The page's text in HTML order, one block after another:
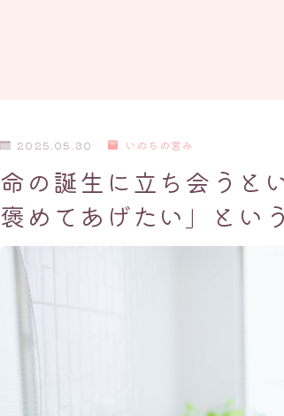
2025.05.30 いのちの営み
命の誕生に立ち会うと
褒めてあげたい」とい